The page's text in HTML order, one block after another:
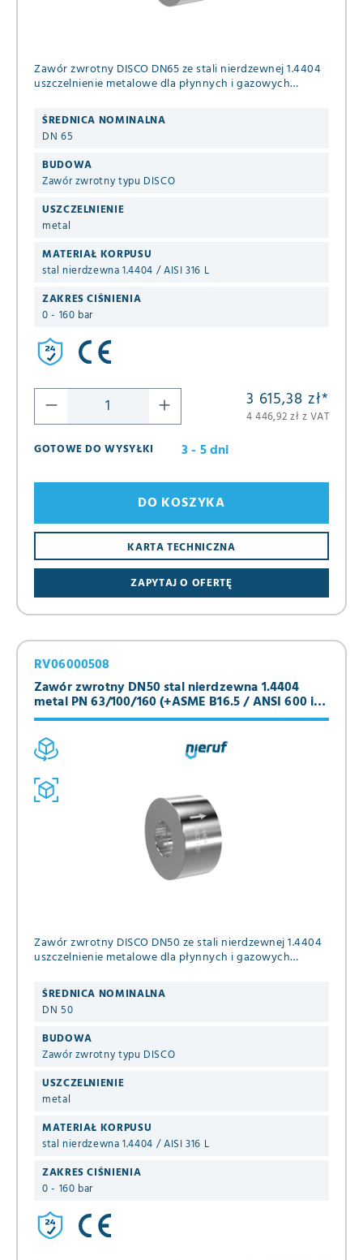
Zawór zwrotny DISCO DN65 ze stali nierdzewnej 1.4404
uszczelnienie metalowe dla płynnych i gazowych
EN 1092-1 B1
ŚREDNICA NOMINALNA
DN 65
BUDOWA
Zawór zwrotny typu DISCO
USZCZELNIENIE
metal
MATERIAŁ KORPUSU
stal nierdzewna 1.4404 / AISI 316 L
ZAKRES CIŚNIENIA
0 - 160 bar
3 615,38 zł*
4 446,92 zł z VAT
GOTOWE DO WYSYŁKI
3 - 5 dni
ZAPYTAJ O OFERTĘ
KARTA TECHNICZNA
DO KOSZYKA
Zawór zwrotny DN50 stal nierdzewna 1.4404
metal PN 63/100/160 (+ASME B16.5 / ANSI 600 i
900)
RV06000508
Zawór zwrotny DISCO DN50 ze stali nierdzewnej 1.4404
uszczelnienie metalowe dla płynnych i gazowych
EN 1092-1 B1
ŚREDNICA NOMINALNA
DN 50
BUDOWA
Zawór zwrotny typu DISCO
USZCZELNIENIE
metal
MATERIAŁ KORPUSU
stal nierdzewna 1.4404 / AISI 316 L
ZAKRES CIŚNIENIA
0 - 160 bar